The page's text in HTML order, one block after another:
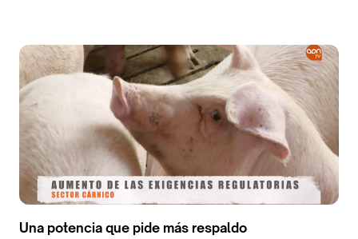
Una potencia que pide más respaldo